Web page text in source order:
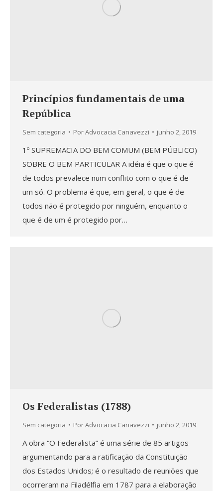
Princípios fundamentais de uma
República
Sem categoria PorAdvocacia Canavezzi junho 2, 2019
1º SUPREMACIA DO BEM COMUM (BEM PÚBLICO)
SOBRE O BEM PARTICULAR A idéia é que o que é
de todos prevalece num conflito com o que é de
um só. O problema é que, em geral, o que é de
todos não é protegido por ninguém, enquanto o
que é de um é protegido por…
Os Federalistas (1788)
Sem categoria PorAdvocacia Canavezzi junho 2, 2019
A obra “O Federalista” é uma série de 85 artigos
argumentando para a ratificação da Constituição
dos Estados Unidos; é o resultado de reuniões que
ocorreram na Filadélfia em 1787 para a elaboração